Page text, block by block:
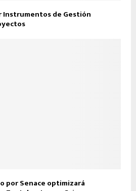
de Gestión
por Senace optimizará